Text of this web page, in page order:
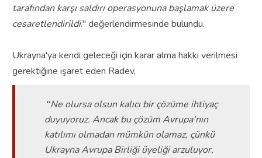
tarafından karşı saldırı operasyonuna başlamak üzere
cesaretlendirildi." değerlendirmesinde bulundu.
Ukrayna'ya kendi geleceği için karar alma hakkı verilmesi
gerektiğine işaret eden Radev,
"Ne olursa olsun kalıcı bir çözüme ihtiyaç
duyuyoruz. Ancak bu çözüm Avrupa'nın
katılımı olmadan mümkün olamaz, çünkü
Ukrayna Avrupa Birliği üyeliği arzuluyor,